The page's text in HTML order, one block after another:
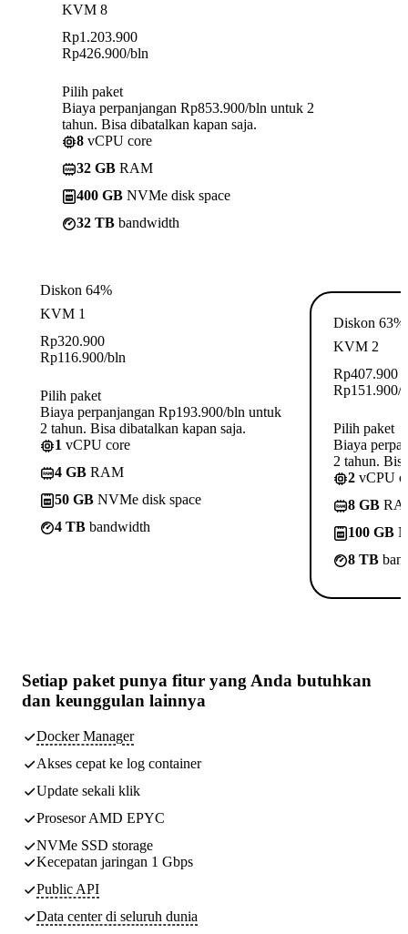
KVM 8
Rp1.203.900
Rp426.900/bln
Pilih paket
Biaya perpanjangan Rp853.900/bln untuk 2
tahun. Bisa dibatalkan kapan saja.
8 vCPU core
32 GB RAM
400 GB NVMe disk space
32 TB bandwidth
Diskon 64%
KVM 1
Rp320.900
Rp116.900/bln
Pilih paket
Biaya perpanjangan Rp193.900/bln untuk
2 tahun. Bisa dibatalkan kapan saja.
1 vCPU core
4 GB RAM
50 GB NVMe disk space
4 TB bandwidth
Diskon 63%
KVM 2
Rp407.900
Rp151.900/
Pilih paket
Biaya
2 tahun.
2 vCPU
8 GB
100 GB
8 TB
Setiap paket punya fitur yang Anda butuhkan
dan keunggulan lainnya
Docker Manager
Akses cepat ke log container
Update sekali klik
Prosesor AMD EPYC
NVMe SSD storage
Kecepatan jaringan 1 Gbps
Public API
Data center di seluruh dunia